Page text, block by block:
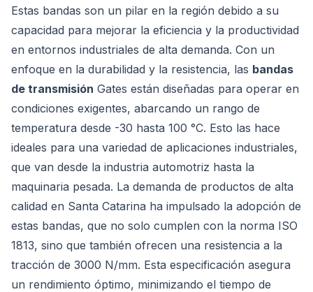
Estas bandas son un pilar en la región debido a su
capacidad para mejorar la eficiencia y la productividad
en entornos industriales de alta demanda. Con un
enfoque en la durabilidad y la resistencia, las bandas
de transmisión Gates están diseñadas para operar en
condiciones exigentes, abarcando un rango de
temperatura desde -30 hasta 100 °C. Esto las hace
ideales para una variedad de aplicaciones industriales,
que van desde la industria automotriz hasta la
maquinaria pesada. La demanda de productos de alta
calidad en Santa Catarina ha impulsado la adopción de
estas bandas, que no solo cumplen con la norma ISO
1813, sino que también ofrecen una resistencia a la
tracción de 3000 N/mm. Esta especificación asegura
un rendimiento óptimo, minimizando el tiempo de